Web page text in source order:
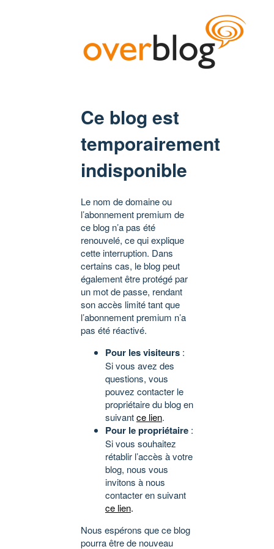
Ce blog est
temporairement
indisponible
Le nom de domaine ou
l’abonnement premium de
ce blog n’a pas été
renouvelé, ce qui explique
cette interruption. Dans
certains cas, le blog peut
également être protégé par
un mot de passe, rendant
son accès limité tant que
l’abonnement premium n’a
pas été réactivé.
Pour les visiteurs :
Si vous avez des
questions, vous
pouvez contacter le
propriétaire du blog en
suivantce lien.
Pour le propriétaire :
Si vous souhaitez
rétablir l’accès à votre
blog, nous vous
invitons à nous
contacter en suivant
ce lien.
Nous espérons que ce blog
pourra être de nouveau